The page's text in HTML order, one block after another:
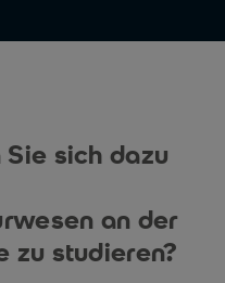
sich dazu
an der
zu studieren?